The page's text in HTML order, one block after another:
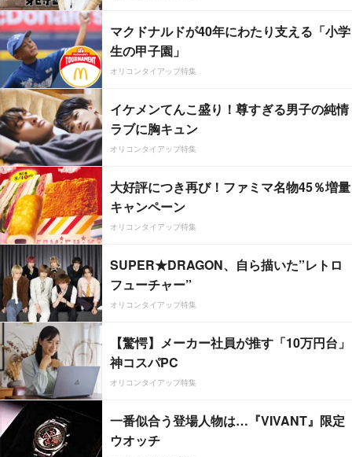
マクドナルドが40年にわたり支える「小学
生の甲子園」
オリコンタイアップ特集
イケメンてんこ盛り！尊すぎる男子の純情
ラブに胸キュン
オリコンタイアップ特集
大好評につき再び！ファミマ名物45％増量
キャンペーン
オリコンタイアップ特集
SUPER★DRAGON、自ら描いた”レトロ
フューチャー”
オリコンタイアップ特集
【驚愕】メーカー社員が推す「10万円台」
神コスパPC
オリコンタイアップ特集
一番似合う登場人物は…『VIVANT』限定
ウオッチ